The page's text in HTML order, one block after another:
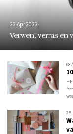
22 Apr 2022
Verwen, verras en
08
25